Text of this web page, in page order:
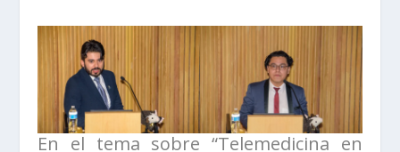
En el tema sobre “Telemedicina en